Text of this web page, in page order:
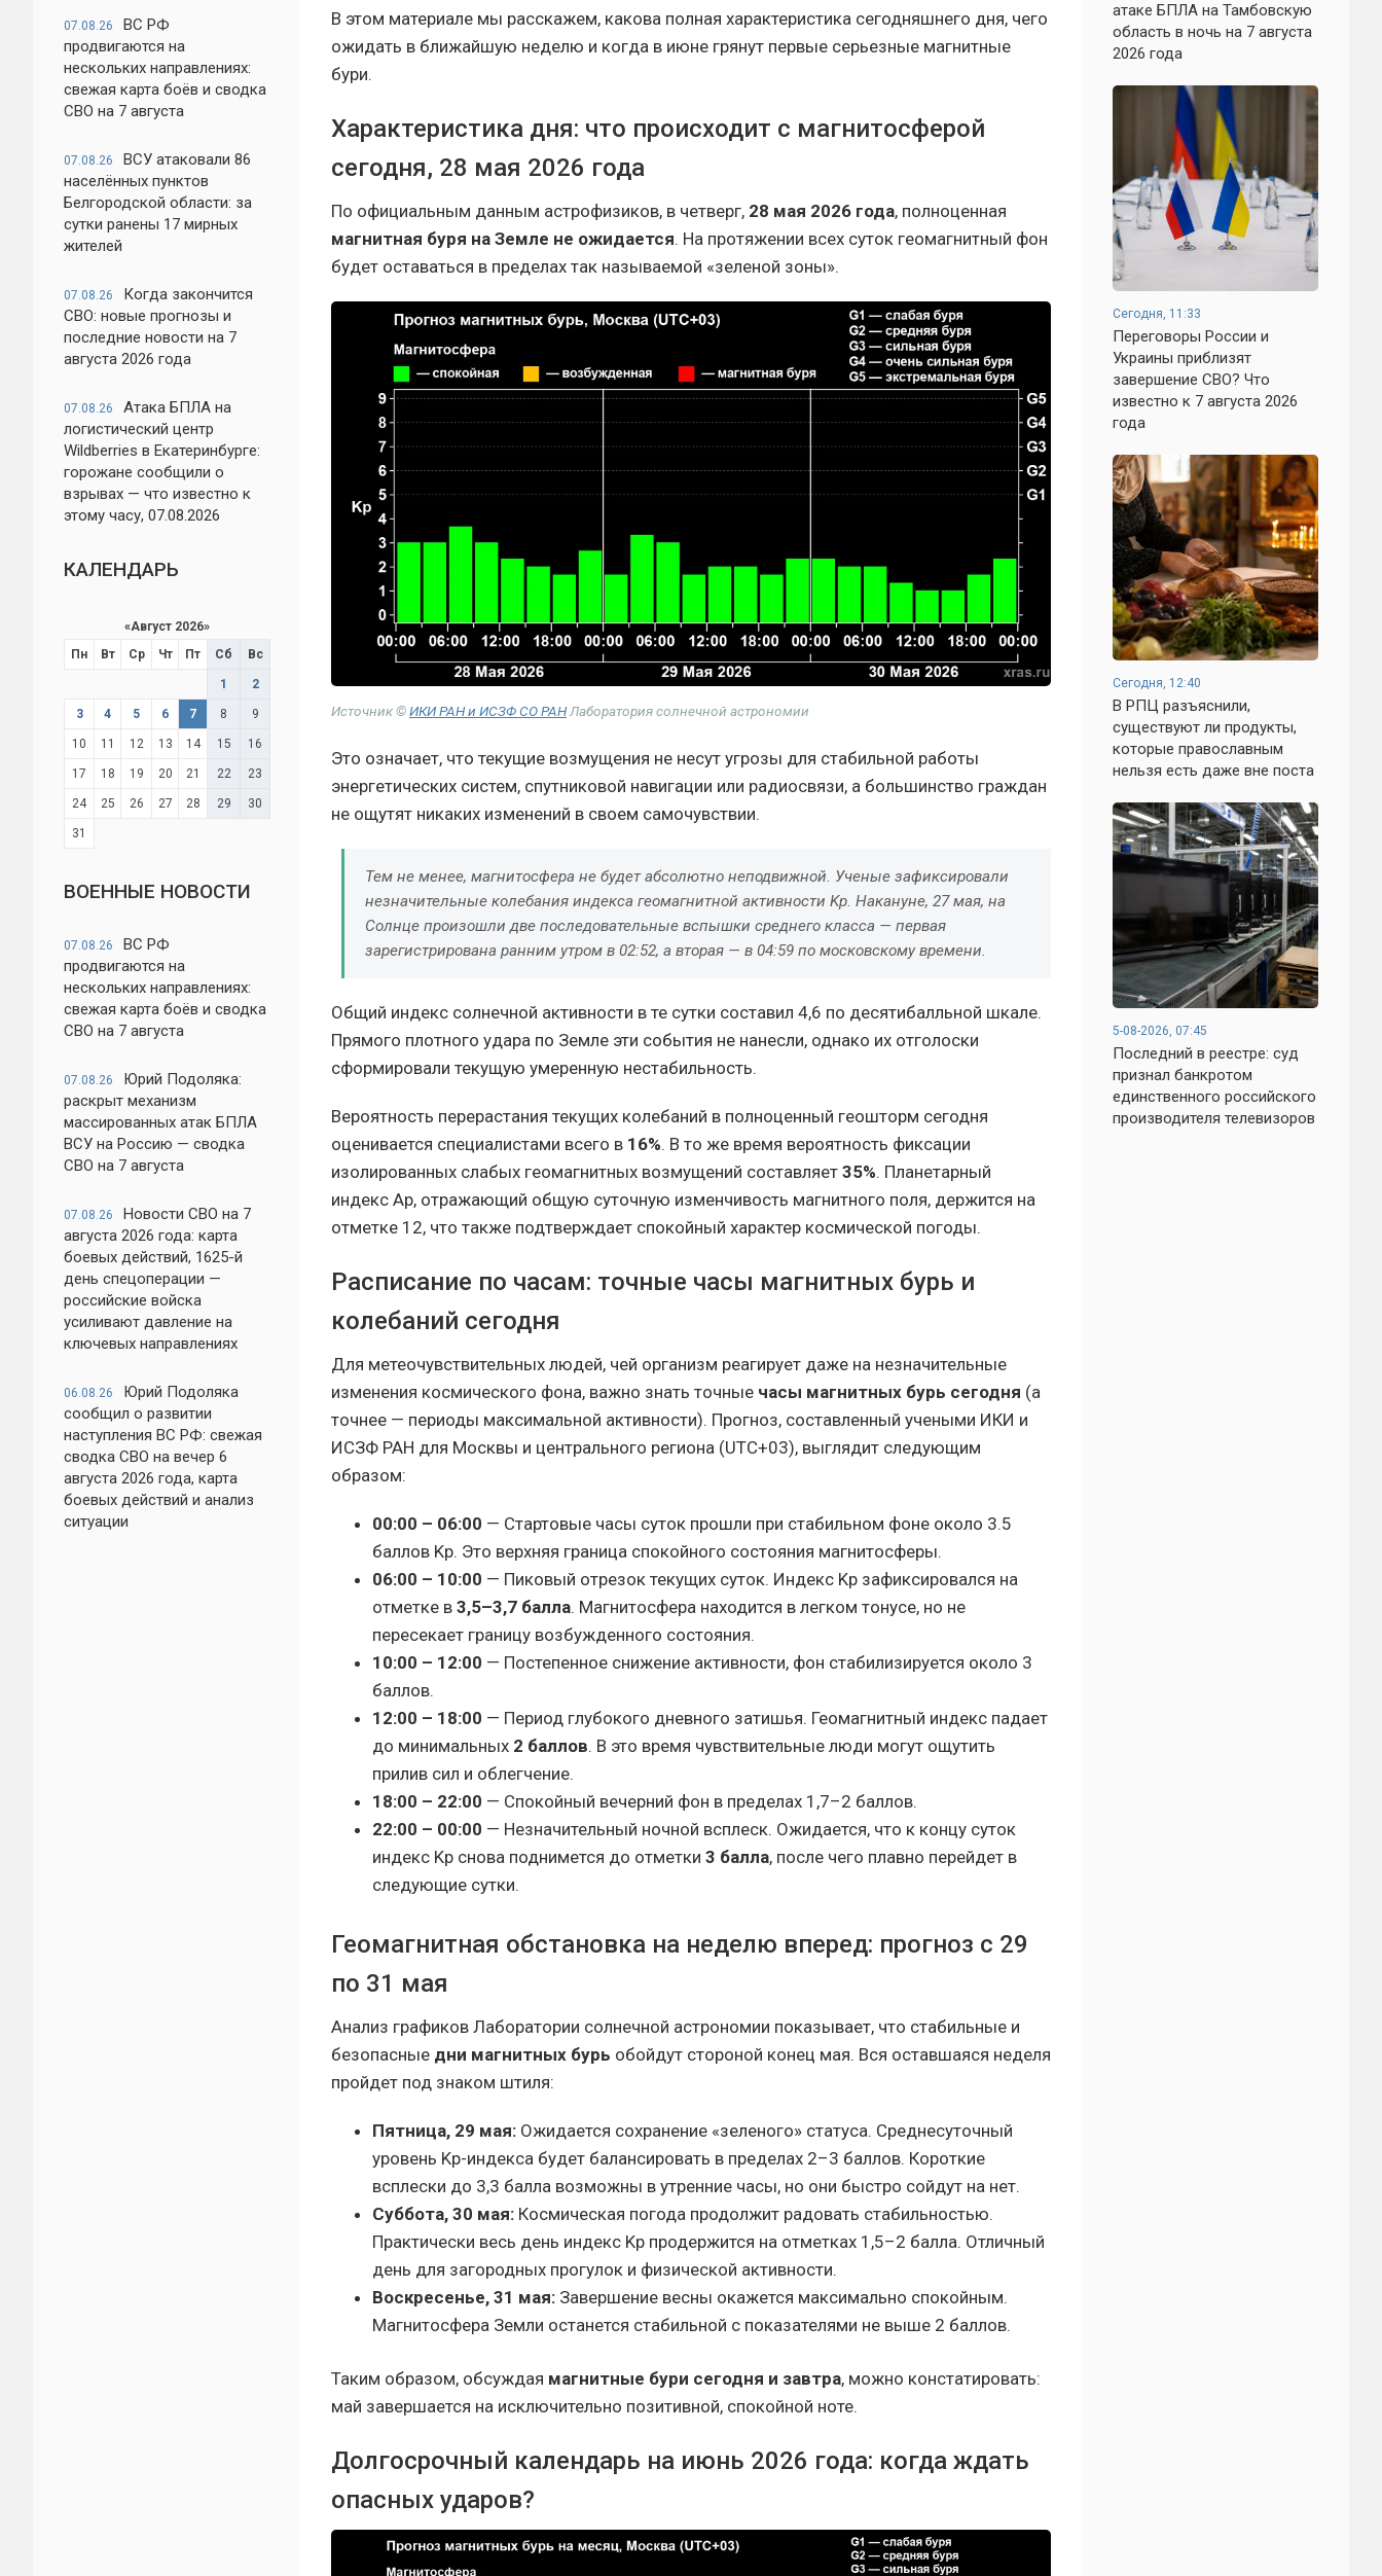
07.08.26
ВС РФ
продвигаются на
нескольких направлениях:
свежая карта боёв и сводка
СВО на 7 августа
07.08.26
ВСУ атаковали 86
населённых пунктов
Белгородской области: за
сутки ранены 17 мирных
жителей
07.08.26
Когда закончится
СВО: новые прогнозы и
последние новости на 7
августа 2026 года
07.08.26
Атака БПЛА на
логистический центр
Wildberries в Екатеринбурге:
горожане сообщили о
взрывах — что известно к
этому часу, 07.08.2026
КАЛЕНДАРЬ
«Август 2026»
Пн
Вт Ср Чт Пт Сб Вс
1 2
3 4 5 6 7 8 9
10 11 12 13 14 15 16
17 18 19 20 21 22 23
24 25 26 27 28 29 30
31
ВОЕННЫЕ НОВОСТИ
07.08.26
ВС РФ
продвигаются на
нескольких направлениях:
свежая карта боёв и сводка
СВО на 7 августа
07.08.26
Юрий Подоляка:
раскрыт механизм
массированных атак БПЛА
ВСУ на Россию — сводка
СВО на 7 августа
07.08.26
Новости СВО на 7
августа 2026 года: карта
боевых действий, 1625-й
день спецоперации —
российские войска
усиливают давление на
ключевых направлениях
06.08.26
Юрий Подоляка
сообщил о развитии
наступления ВС РФ: свежая
сводка СВО на вечер 6
августа 2026 года, карта
боевых действий и анализ
ситуации
В этом материале мы расскажем, какова полная характеристика сегодняшнего дня, чего
ожидать в ближайшую неделю и когда в июне грянут первые серьезные магнитные
бури.
Характеристика дня: что происходит с магнитосферой
сегодня, 28 мая 2026 года
По официальным данным астрофизиков, в четверг, 28 мая 2026 года, полноценная
магнитная буря на Земле не ожидается. На протяжении всех суток геомагнитный фон
будет оставаться в пределах так называемой «зеленой зоны».
Источник ©ИКИ РАН и ИСЗФ СО РАНЛаборатория солнечной астрономии
Это означает, что текущие возмущения не несут угрозы для стабильной работы
энергетических систем, спутниковой навигации или радиосвязи, а большинство граждан
не ощутят никаких изменений в своем самочувствии.
Тем не менее, магнитосфера не будет абсолютно неподвижной. Ученые зафиксировали
незначительные колебания индекса геомагнитной активности Kp. Накануне, 27 мая, на
Солнце произошли две последовательные вспышки среднего класса — первая
зарегистрирована ранним утром в 02:52, а вторая — в 04:59 по московскому времени.
Общий индекс солнечной активности в те сутки составил 4,6 по десятибалльной шкале.
Прямого плотного удара по Земле эти события не нанесли, однако их отголоски
сформировали текущую умеренную нестабильность.
Вероятность перерастания текущих колебаний в полноценный геошторм сегодня
оценивается специалистами всего в 16%. В то же время вероятность фиксации
изолированных слабых геомагнитных возмущений составляет 35%. Планетарный
индекс Ap, отражающий общую суточную изменчивость магнитного поля, держится на
отметке 12, что также подтверждает спокойный характер космической погоды.
Расписание по часам: точные часы магнитных бурь и
колебаний сегодня
Для метеочувствительных людей, чей организм реагирует даже на незначительные
изменения космического фона, важно знать точные часы магнитных бурь сегодня (а
точнее — периоды максимальной активности). Прогноз, составленный учеными ИКИ и
ИСЗФ РАН для Москвы и центрального региона (UTC+03), выглядит следующим
образом:
00:00 – 06:00 — Стартовые часы суток прошли при стабильном фоне около 3.5
баллов Kp. Это верхняя граница спокойного состояния магнитосферы.
06:00 – 10:00 — Пиковый отрезок текущих суток. Индекс Kp зафиксировался на
отметке в 3,5–3,7 балла. Магнитосфера находится в легком тонусе, но не
пересекает границу возбужденного состояния.
10:00 – 12:00 — Постепенное снижение активности, фон стабилизируется около 3
баллов.
12:00 – 18:00 — Период глубокого дневного затишья. Геомагнитный индекс падает
до минимальных 2 баллов. В это время чувствительные люди могут ощутить
прилив сил и облегчение.
18:00 – 22:00 — Спокойный вечерний фон в пределах 1,7–2 баллов.
22:00 – 00:00 — Незначительный ночной всплеск. Ожидается, что к концу суток
индекс Kp снова поднимется до отметки 3 балла, после чего плавно перейдет в
следующие сутки.
Геомагнитная обстановка на неделю вперед: прогноз с 29
по 31 мая
Анализ графиков Лаборатории солнечной астрономии показывает, что стабильные и
безопасные дни магнитных бурь обойдут стороной конец мая. Вся оставшаяся неделя
пройдет под знаком штиля:
Пятница, 29 мая: Ожидается сохранение «зеленого» статуса. Среднесуточный
уровень Kp-индекса будет балансировать в пределах 2–3 баллов. Короткие
всплески до 3,3 балла возможны в утренние часы, но они быстро сойдут на нет.
Суббота, 30 мая: Космическая погода продолжит радовать стабильностью.
Практически весь день индекс Kp продержится на отметках 1,5–2 балла. Отличный
день для загородных прогулок и физической активности.
Воскресенье, 31 мая: Завершение весны окажется максимально спокойным.
Магнитосфера Земли останется стабильной с показателями не выше 2 баллов.
Таким образом, обсуждая магнитные бури сегодня и завтра, можно констатировать:
май завершается на исключительно позитивной, спокойной ноте.
Долгосрочный календарь на июнь 2026 года: когда ждать
опасных ударов?
атаке БПЛА на Тамбовскую
область в ночь на 7 августа
2026 года
Сегодня, 11:33
Переговоры России и
Украины приблизят
завершение СВО? Что
известно к 7 августа 2026
года
Сегодня, 12:40
В РПЦ разъяснили,
существуют ли продукты,
которые православным
нельзя есть даже вне поста
5-08-2026, 07:45
Последний в реестре: суд
признал банкротом
единственного российского
производителя телевизоров